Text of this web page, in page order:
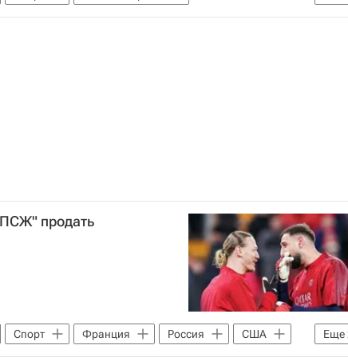
(ПСЖ) Борнмут
Трансферы
продать
Еще
Спорт Франция Россия
США